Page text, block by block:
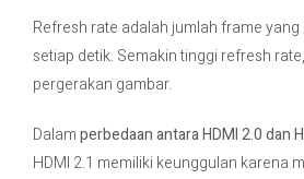
Refresh rate adalah jumlah frame
setiap detik. Semakin tinggi refresh
pergerakan gambar.
Dalamperbedaan antara HDMI 2.0 dan
HDMI 2.1 memiliki keunggulan karena